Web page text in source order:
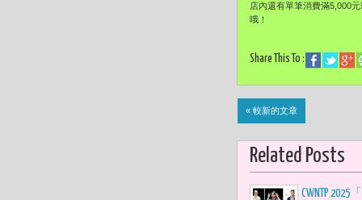
店內還有單筆消費滿5,000
哦！
Share This To :
« 較新的文章
Related Posts
CWNTP